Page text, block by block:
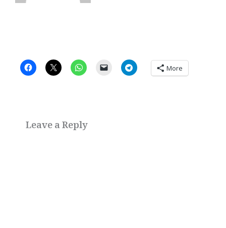
More
Leave a Reply